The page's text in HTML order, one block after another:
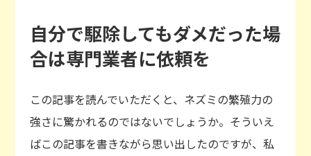
自分で駆除してもダメだった場
合は専門業者に依頼を
この記事を読んでいただくと、ネズミの繁殖力の
強さに驚かれるのではないでしょうか。そういえ
ばこの記事を書きながら思い出したのですが、私